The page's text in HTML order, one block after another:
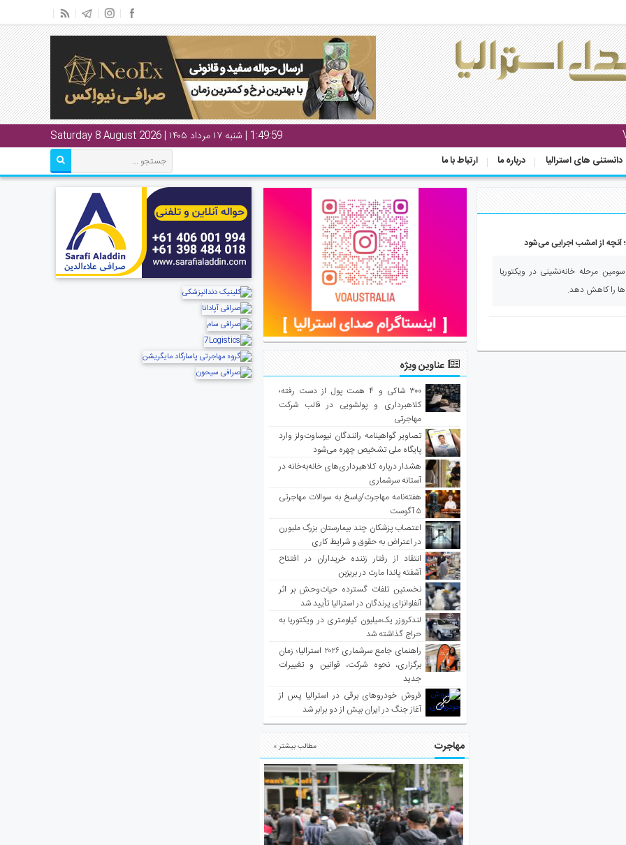
1:49:59 | شنبه ۱۷ مرداد ۱۴۰۵ | Saturday 8 August 2026
دانستنی های استرالیا درباره ما ارتباط با ما
آنچه از امشب اجرایی می‌شود
مرحله خانه‌نشینی در ویکتوریا
را کاهش دهد.
عناوین ویژه
۳۰۰ شاکی و ۴ همت پول از دست رفته؛
کلاهبرداری و پولشویی در قالب شرکت
مهاجرتی
تصاویر گواهینامه رانندگان نیوساوت‌ولز وارد
پایگاه ملی تشخیص چهره می‌شود
هشدار درباره کلاهبرداری‌های خانه‌به‌خانه در
آستانه سرشماری
هفته‌نامه مهاجرت/پاسخ به سوالات مهاجرتی
۵ آگوست
اعتصاب پزشکان چند بیمارستان بزرگ ملبورن
در اعتراض به حقوق و شرایط کاری
انتقاد از رفتار زننده خریداران در افتتاح
آشفته پاندا مارت در بریزبن
نخستین تلفات گسترده حیات‌وحش بر اثر
آنفلوانزای پرندگان در استرالیا تأیید شد
لندکروزر یک‌میلیون کیلومتری در ویکتوریا به
حراج گذاشته شد
راهنمای جامع سرشماری ۲۰۲۶ استرالیا؛ زمان
برگزاری، نحوه شرکت، قوانین و تغییرات
جدید
فروش خودروهای برقی در استرالیا پس از
آغاز جنگ در ایران بیش از دو برابر شد
مهاجرت مطالب بیشتر »